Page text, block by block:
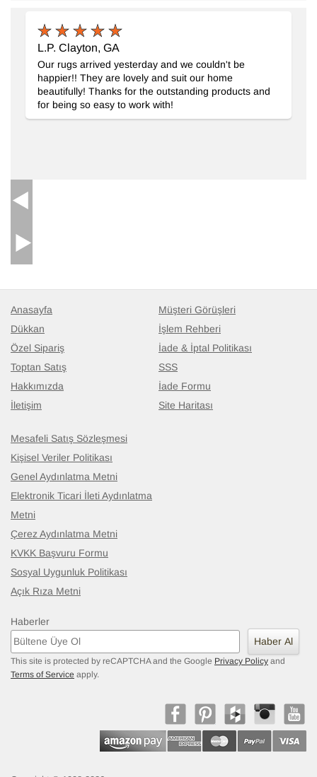
Yeni El Dokuma Uşak Halısı
243 cm x 321 cm
128.640TL
L.P. Clayton, GA
Our rugs arrived yesterday and we couldn't be
happier!! They are lovely and suit our home
beautifully! Thanks for the outstanding products and
for being so easy to work with!
Anasayfa
Dükkan
Özel Sipariş
Toptan Satış
Hakkımızda
İletişim
Müşteri Görüşleri
İşlem Rehberi
İade & İptal Politikası
SSS
İade Formu
Site Haritası
Mesafeli Satış Sözleşmesi
Kişisel Veriler Politikası
Genel Aydınlatma Metni
Elektronik Ticari İleti Aydınlatma
Metni
Çerez Aydınlatma Metni
KVKK Başvuru Formu
Sosyal Uygunluk Politikası
Açık Rıza Metni
Haberler
Haber Al
This site is protected by reCAPTCHA and the Google Privacy Policy and
Terms of Service apply.